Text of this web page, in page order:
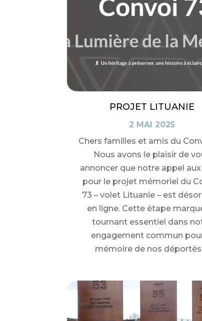
PROJET LITUANIE
2 MAI 2025
Chers familles et amis du
Nous avons le plaisir de
annoncer que notre appel
pour le projet mémoriel du
73 – volet Lituanie – est
en ligne. Cette étape
tournant essentiel dans
engagement commun
mémoire de nos